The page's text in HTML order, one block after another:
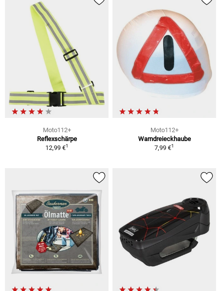
Moto112+
Reflexschärpe
12,99 €1
Moto112+
Warndreieckhaube
7,99 €1